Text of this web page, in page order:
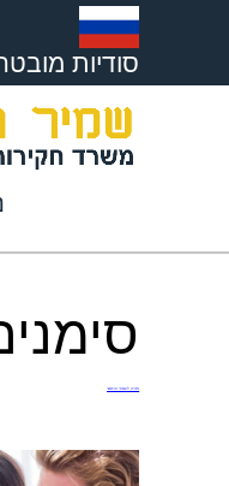
סודיות מובטחת 073-
חזרה לעמוד הראשי